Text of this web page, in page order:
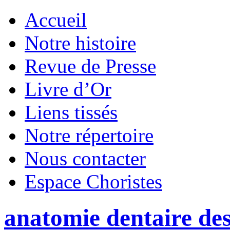
Accueil
Notre histoire
Revue de Presse
Livre d’Or
Liens tissés
Notre répertoire
Nous contacter
Espace Choristes
anatomie dentaire